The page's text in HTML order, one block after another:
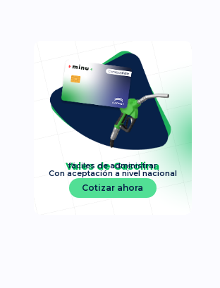
Vales de Gasolina
fáciles de administrar
Con aceptación a nivel nacional
Cotizar ahora